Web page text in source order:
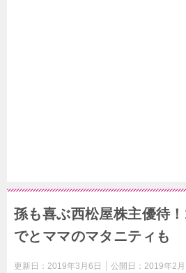
孫も喜ぶ西松屋株主優待
でとママのマタニティも
更新日： 2019年3月6日 公開日： 2019年2月